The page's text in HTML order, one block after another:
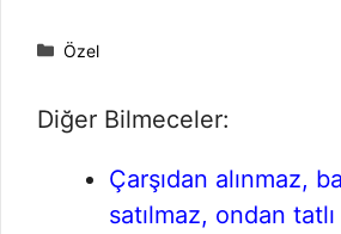
Kategoriler
Özel
Diğer Bilmeceler:
Çarşıdan alınmaz,
satılmaz, ondan